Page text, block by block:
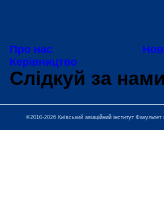
Про нас
Керівництво
Слідкуй за нами
©2010-2026 Київський авіаційний інститут